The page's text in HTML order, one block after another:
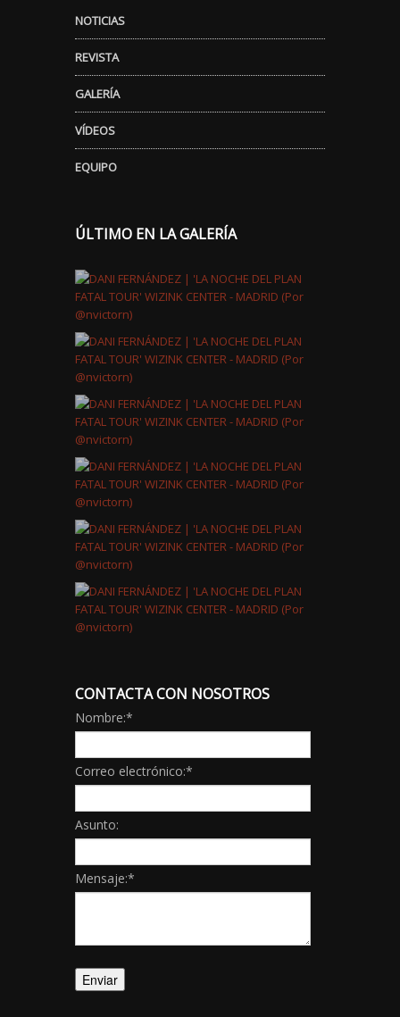
NOTICIAS
REVISTA
GALERÍA
VÍDEOS
EQUIPO
ÚLTIMO EN LA GALERÍA
CONTACTA CON NOSOTROS
Nombre:*
Correo electrónico:*
Asunto:
Mensaje:*